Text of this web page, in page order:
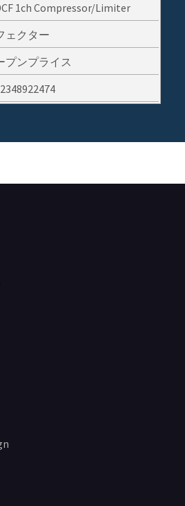
1ch Compressor/Limiter
ェクター
プンプライス